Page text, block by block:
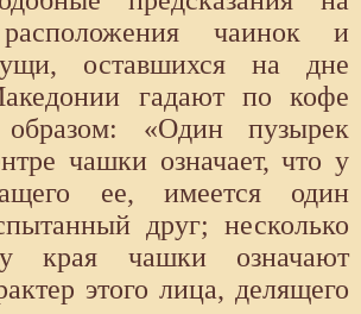
чаинок и
оставшихся на дне
гадают по кофе
«Один пузырек
чашки означает, что у
ее, имеется один
друг; несколько
края чашки означают
этого лица, делящего